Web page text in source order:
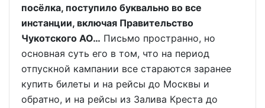
посёлка, поступило буквально во все
инстанции, включая Правительство
Чукотского АО… Письмо пространно, но
основная суть его в том, что на период
отпускной кампании все стараются заранее
купить билеты и на рейсы до Москвы и
обратно, и на рейсы из Залива Креста до